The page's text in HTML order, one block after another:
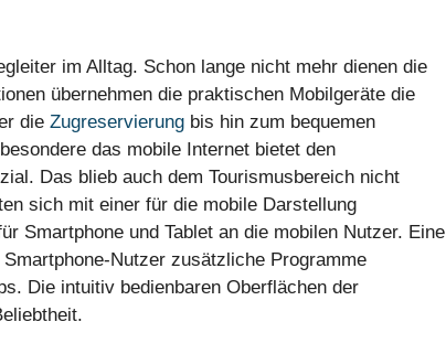
im Alltag. Schon lange nicht mehr dienen die
übernehmen die praktischen Mobilgeräte die
die Zugreservierung bis hin zum bequemen
das mobile Internet bietet den
Das blieb auch dem Tourismusbereich nicht
sich mit einer für die mobile Darstellung
Smartphone und Tablet an die mobilen Nutzer. Eine
Nutzer zusätzliche Programme
Die intuitiv bedienbaren Oberflächen der